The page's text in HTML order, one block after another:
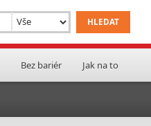
Bez bariér Jak na to